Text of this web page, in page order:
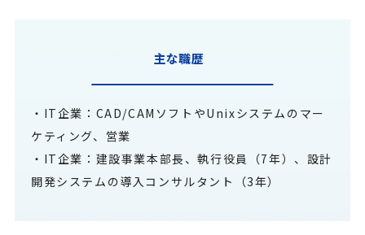
主な職歴
・IT企業：CAD/CAMソフトやUnixシステムのマー
ケティング、営業
・IT企業：建設事業本部長、執行役員（7年）、設計
開発システムの導入コンサルタント（3年）